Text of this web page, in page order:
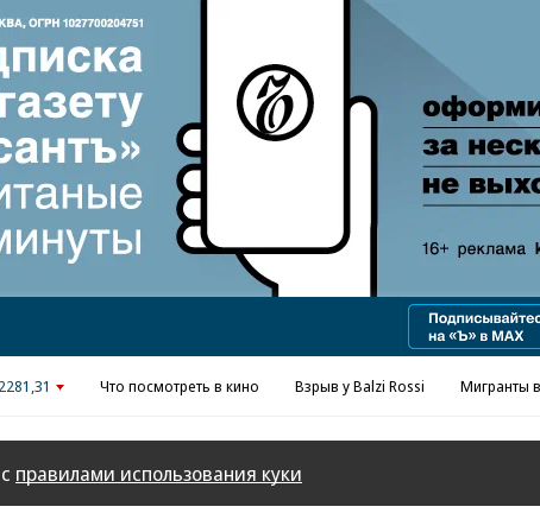
Реклама в «Ъ» www.kommersant.ru/ad
Что посмотреть в кино Взрыв у Balzi Rossi Мигранты
правилами использования куки